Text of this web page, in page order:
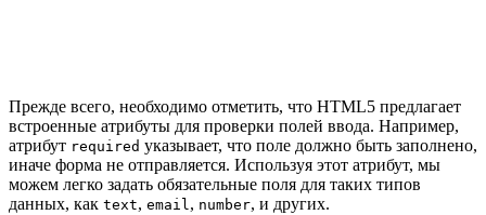
Прежде всего, необходимо отметить, что HTML5 предлагает
встроенные атрибуты для проверки полей ввода. Например,
атрибут required указывает, что поле должно быть заполнено,
иначе форма не отправляется. Используя этот атрибут, мы
можем легко задать обязательные поля для таких типов
данных, как text, email, number, и других.